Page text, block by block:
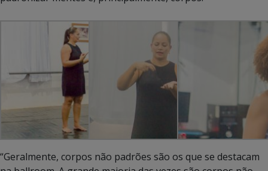
“Geralmente, corpos não padrões são os que se destacam